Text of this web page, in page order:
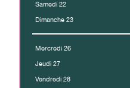
Samedi 22
Dimanche 23
Mercredi 26
Jeudi 27
Vendredi 28